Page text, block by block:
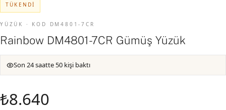
TÜKENDI
YÜZÜK · KOD DM4801-7CR
Rainbow DM4801-7CR Gümüş Yüzük
Son 24 saatte 50 kişi baktı
₺8.640